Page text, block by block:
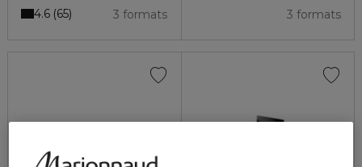
3 formats
4.6 65 3 formats